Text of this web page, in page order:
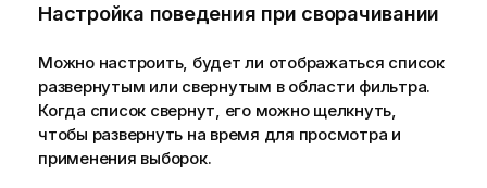
Настройка поведения при сворачивании
Можно настроить, будет ли отображаться список
развернутым или свернутым в области фильтра.
Когда список свернут, его можно щелкнуть,
чтобы развернуть на время для просмотра и
применения выборок.